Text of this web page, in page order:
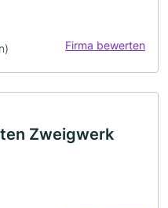
Firma bewerten
Zweigwerk